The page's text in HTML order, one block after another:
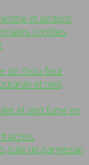
et lardons
confites,
de chou fleur
et miel,
et lard fumé en
tuile de parmesan